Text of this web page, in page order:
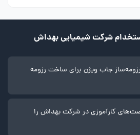
شرکت شیمیایی بهداش
رزومه‌ساز جاب ویژن برای ساخت رزومه
کارآموزی در شرکت بهداش را